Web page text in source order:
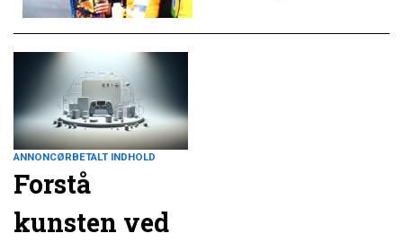
ANNONCØRBETALT INDHOLD
Forstå
kunsten ved